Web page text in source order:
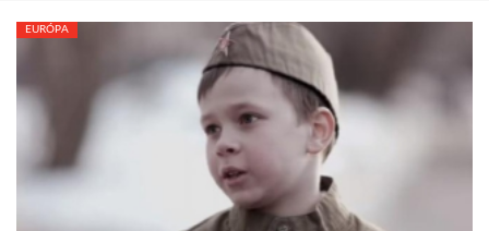
KÖZEL-KELET
AUSZTRÁLIA
EURÓPA